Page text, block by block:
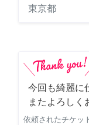
東京都
今回も綺麗に
またよろしく
依頼されたチケッ